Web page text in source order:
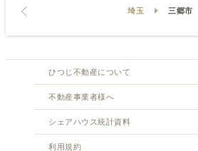
埼玉 三郷市
ひつじ不動産について
不動産事業者様へ
シェアハウス統計資料
利用規約